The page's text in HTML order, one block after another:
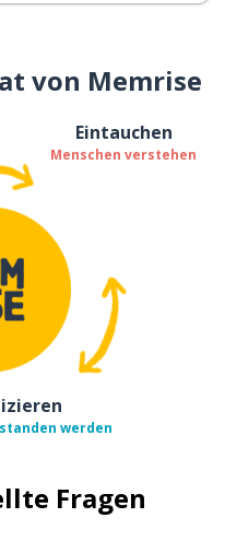
von Memrise
Eintauchen
Menschen verstehen
werden
Fragen